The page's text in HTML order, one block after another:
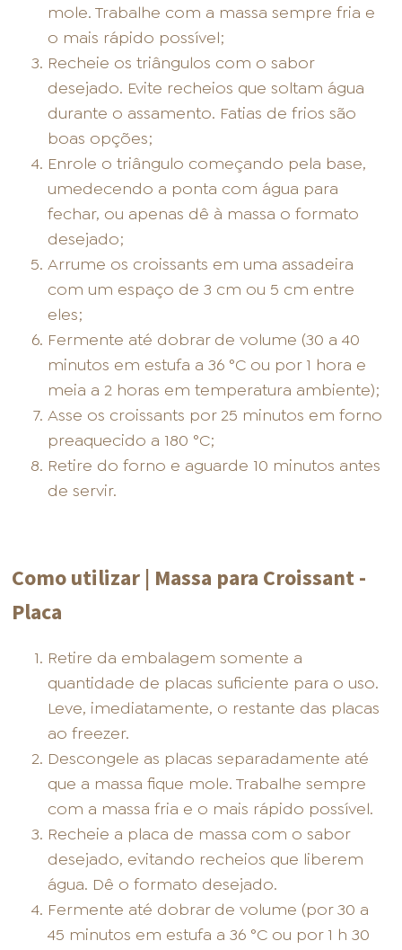
mole. Trabalhe com a massa sempre fria e
o mais rápido possível;
Recheie os triângulos com o sabor
desejado. Evite recheios que soltam água
durante o assamento. Fatias de frios são
boas opções;
Enrole o triângulo começando pela base,
umedecendo a ponta com água para
fechar, ou apenas dê à massa o formato
desejado;
Arrume os croissants em uma assadeira
com um espaço de 3 cm ou 5 cm entre
eles;
Fermente até dobrar de volume (30 a 40
minutos em estufa a 36 °C ou por 1 hora e
meia a 2 horas em temperatura ambiente);
Asse os croissants por 25 minutos em forno
preaquecido a 180 °C;
Retire do forno e aguarde 10 minutos antes
de servir.
Como utilizar | Massa para Croissant -
Placa
Retire da embalagem somente a
quantidade de placas suficiente para o uso.
Leve, imediatamente, o restante das placas
ao freezer.
Descongele as placas separadamente até
que a massa fique mole. Trabalhe sempre
com a massa fria e o mais rápido possível.
Recheie a placa de massa com o sabor
desejado, evitando recheios que liberem
água. Dê o formato desejado.
Fermente até dobrar de volume (por 30 a
45 minutos em estufa a 36 °C ou por 1 h 30